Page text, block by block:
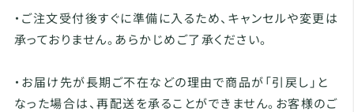
・ご注文受付後すぐに準備に入るため、キャンセルや変更は
承っておりません。あらかじめご了承ください。
・お届け先が長期ご不在などの理由で商品が「引戻し」と
なった場合は、再配送を承ることができません。お客様のご